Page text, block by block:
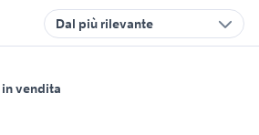
Dal più rilevante
vendita